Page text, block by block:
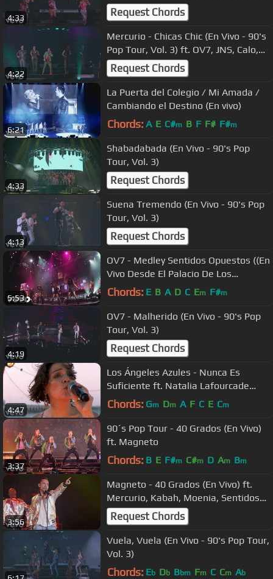
4:33
JNS
Request Chords
4:22
Mercurio - Chicas Chic (En Vivo - 90's
Pop Tour, Vol. 3) ft. OV7, JNS, Calo,
Litzy
Request Chords
6:21
La Puerta del Colegio / Mi Amada /
Cambiando el Destino (En vivo)
Chords: A E C#m B F F# F#m
4:33
Shabadabada (En Vivo - 90's Pop
Tour, Vol. 3)
Request Chords
4:13
Suena Tremendo (En Vivo - 90's Pop
Tour, Vol. 3)
Request Chords
5:53
OV7 - Medley Sentidos Opuestos ((En
Vivo Desde El Palacio De Los
Deportes))
Chords: E B A D C Em F#m
4:19
OV7 - Malherido (En Vivo - 90's Pop
Tour, Vol. 3)
Request Chords
4:47
Los Ángeles Azules - Nunca Es
Suficiente ft. Natalia Lafourcade
(Live)
Chords: Gm Dm A F C E Cm
3:37
90´s Pop Tour - 40 Grados (En Vivo)
ft. Magneto
Chords: B E F#m C#m D Am Bm
3:56
Magneto - 40 Grados (En Vivo) ft.
Mercurio, Kabah, Moenia, Sentidos
Opuestos
Request Chords
Vuela, Vuela (En Vivo - 90's Pop Tour,
Vol. 3)
Chords: Eb Db Bbm Fm C Cm Ab